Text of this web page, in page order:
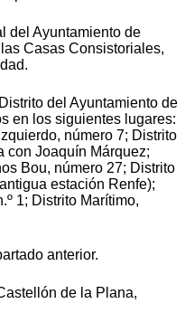
del Ayuntamiento de
Casas Consistoriales,
del Ayuntamiento de
en los siguientes lugares:
número 7; Distrito
con Joaquín Márquez;
Bou, número 27; Distrito
estación Renfe);
1; Distrito Marítimo,
anterior.
de la Plana,